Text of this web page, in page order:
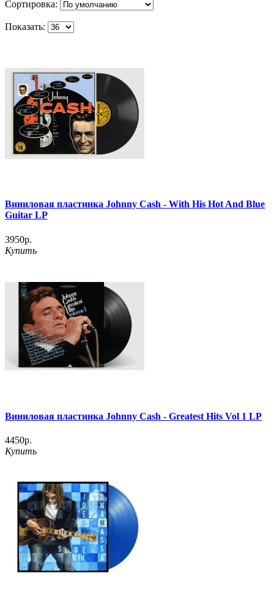
Сортировка:
Показать:
Виниловая пластинка Johnny Cash - With His Hot And Blue
Guitar LP
3950р.
Купить
Виниловая пластинка Johnny Cash - Greatest Hits Vol 1 LP
4450р.
Купить